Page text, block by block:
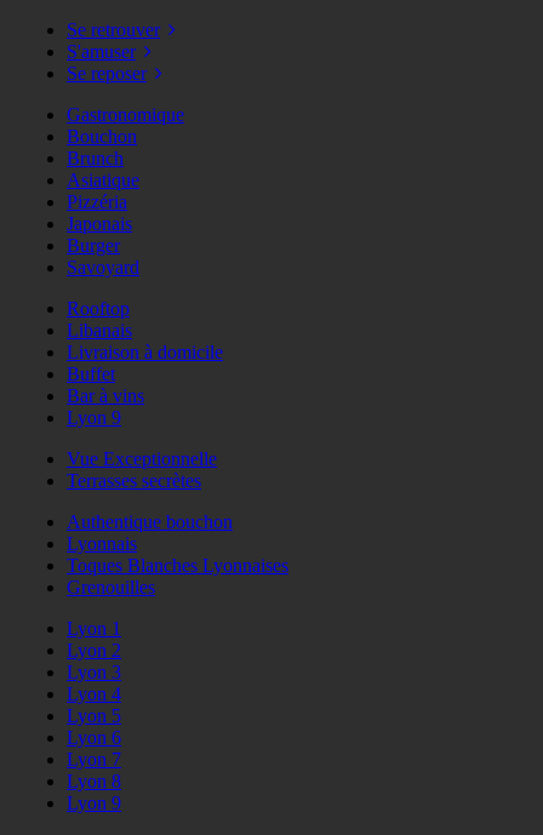
Se retrouver
S'amuser
Se reposer
Gastronomique
Bouchon
Brunch
Asiatique
Pizzéria
Japonais
Burger
Savoyard
Rooftop
Libanais
Livraison à domicile
Buffet
Bar à vins
Lyon 9
Vue Exceptionnelle
Terrasses secrètes
Authentique bouchon
Lyonnais
Toques Blanches Lyonnaises
Grenouilles
Lyon 1
Lyon 2
Lyon 3
Lyon 4
Lyon 5
Lyon 6
Lyon 7
Lyon 8
Lyon 9